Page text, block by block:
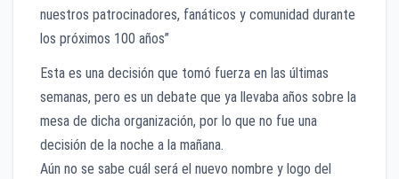
nuestros patrocinadores, fanáticos y comunidad durante
los próximos 100 años”
Esta es una decisión que tomó fuerza en las últimas
semanas, pero es un debate que ya llevaba años sobre la
mesa de dicha organización, por lo que no fue una
decisión de la noche a la mañana.
Aún no se sabe cuál será el nuevo nombre y logo del